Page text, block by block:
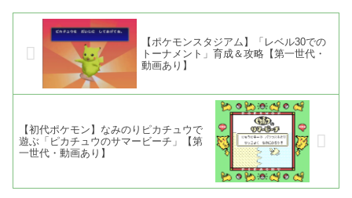
【ポケモンスタジアム】「レベル30での
トーナメント」育成＆攻略【第一世代・
動画あり】
【初代ポケモン】なみのりピカチュウで
遊ぶ「ピカチュウのサマービーチ」【第
一世代・動画あり】